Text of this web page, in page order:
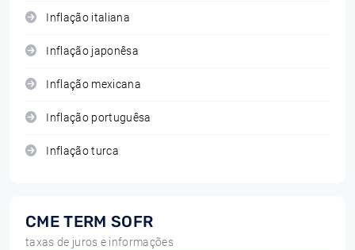
Inflação italiana
Inflação japonêsa
Inflação mexicana
Inflação portuguêsa
Inflação turca
CME TERM SOFR
taxas de juros e informações